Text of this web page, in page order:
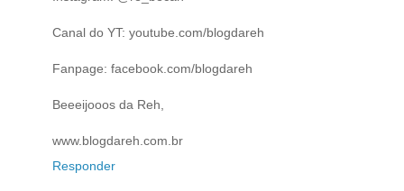
Canal do YT: youtube.com/blogdareh
Fanpage: facebook.com/blogdareh
Beeeijooos da Reh,
www.blogdareh.com.br
Responder